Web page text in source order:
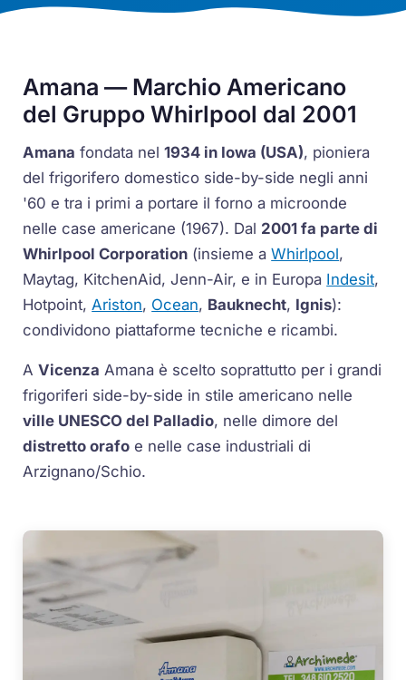
Amana — Marchio Americano
del Gruppo Whirlpool dal 2001
Amana fondata nel1934 in Iowa (USA), pioniera
del frigorifero domestico side-by-side negli anni
'60 e tra i primi a portare il forno a microonde
nelle case americane (1967). Dal 2001 fa parte di
Whirlpool Corporation (insieme aWhirlpool,
Maytag, KitchenAid, Jenn-Air, e in Europa Indesit,
Hotpoint, Ariston, Ocean, Bauknecht, Ignis):
condividono piattaforme tecniche e ricambi.
AVicenza Amana è scelto soprattutto per i grandi
frigoriferi side-by-side in stile americano nelle
ville UNESCO del Palladio, nelle dimore del
distretto orafo e nelle case industriali di
Arzignano/Schio.